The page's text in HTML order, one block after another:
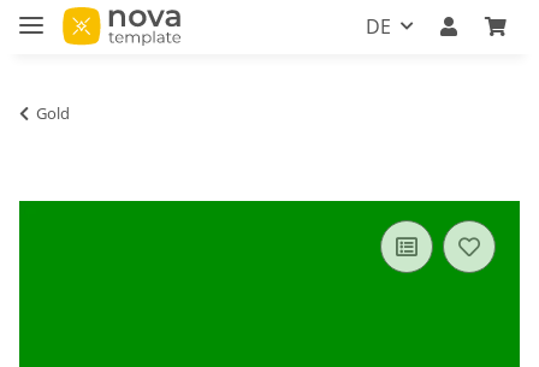
DE
Gold